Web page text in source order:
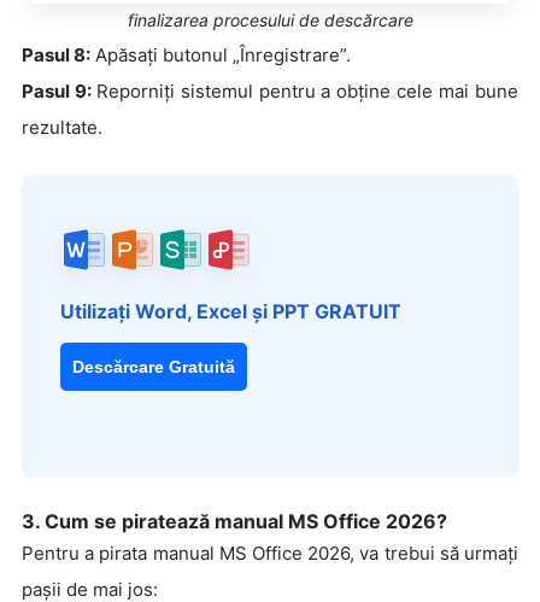
finalizarea procesului de descărcare
Pasul 8: Apăsați butonul „Înregistrare”.
Pasul 9: Reporniți sistemul pentru a obține cele mai bune
rezultate.
Utilizați Word, Excel și PPT GRATUIT
Descărcare Gratuită
3. Cum se piratează manual MS Office 2026?
Pentru a pirata manual MS Office 2026, va trebui să urmați
pașii de mai jos: